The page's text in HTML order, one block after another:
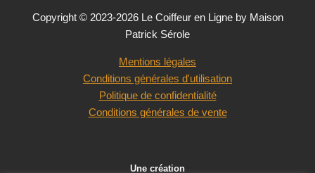
Copyright © 2023-2026 Le Coiffeur en Ligne by Maison
Patrick Sérole
Mentions légales
Conditions générales d'utilisation
Politique de confidentialité
Conditions générales de vente
Une création